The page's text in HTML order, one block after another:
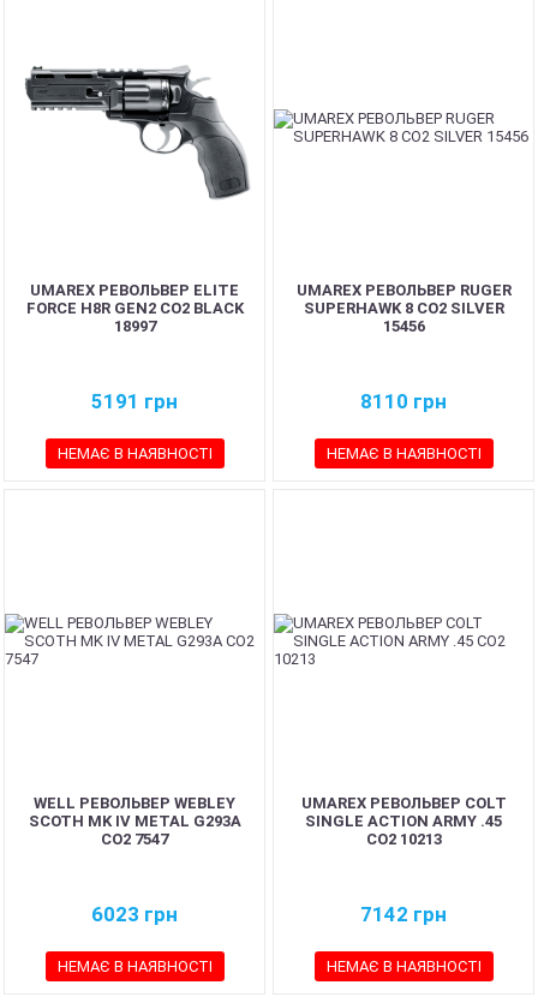
UMAREX РЕВОЛЬВЕР ELITE
FORCE H8R GEN2 CO2 BLACK
18997
5191 грн
НЕМАЄ В НАЯВНОСТІ
UMAREX РЕВОЛЬВЕР RUGER
SUPERHAWK 8 CO2 SILVER
15456
8110 грн
НЕМАЄ В НАЯВНОСТІ
WELL РЕВОЛЬВЕР WEBLEY
SCOTH MK IV METAL G293A
CO2 7547
6023 грн
НЕМАЄ В НАЯВНОСТІ
UMAREX РЕВОЛЬВЕР COLT
SINGLE ACTION ARMY .45
CO2 10213
7142 грн
НЕМАЄ В НАЯВНОСТІ